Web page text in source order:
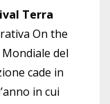
Terra
On the
del
cade in
in cui